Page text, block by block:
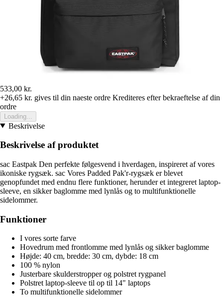
533,00 kr.
+26,65 kr. gives til din naeste ordre Krediteres efter bekraeftelse af din
ordre
Loading...
Beskrivelse
Beskrivelse af produktet
sac Eastpak Den perfekte følgesvend i hverdagen, inspireret af vores
ikoniske rygsæk. sac Vores Padded Pak'r-rygsæk er blevet
genopfundet med endnu flere funktioner, herunder et integreret laptop-
sleeve, en sikker baglomme med lynlås og to multifunktionelle
sidelommer.
Funktioner
I vores sorte farve
Hovedrum med frontlomme med lynlås og sikker baglomme
Højde: 40 cm, bredde: 30 cm, dybde: 18 cm
100 % nylon
Justerbare skulderstropper og polstret rygpanel
Polstret laptop-sleeve til op til 14" laptops
To multifunktionelle sidelommer